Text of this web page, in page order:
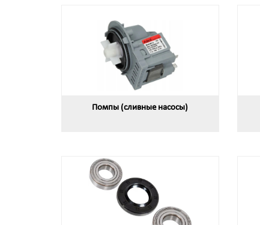
Помпы (сливные насосы)